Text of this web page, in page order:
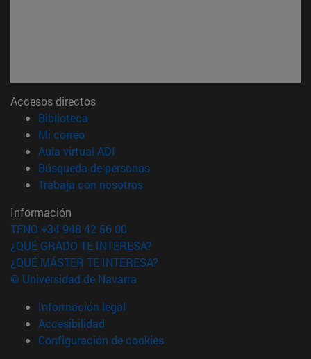
Accesos directos
Biblioteca
Mi correo(abre en nueva ventana)
Aula virtual ADI
Búsqueda de personas(abre en nueva ventana)
Trabaja con nosotros(abre en nueva ventana)
Información
TFNO +34 948 42 56 00
¿QUÉ GRADO TE INTERESA?
¿QUÉ MÁSTER TE INTERESA?
© Universidad de Navarra
Información legal
Accesibilidad
Configuración de cookies